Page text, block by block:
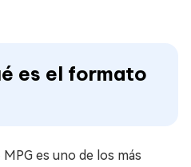
es el formato
es uno de los más